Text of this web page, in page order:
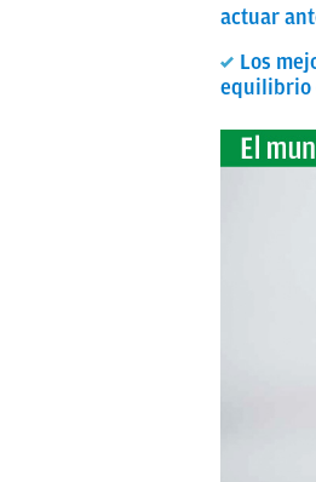
actuar
Los
equilibrio